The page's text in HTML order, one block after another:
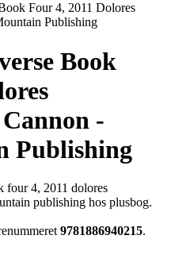
Four 4, 2011 Dolores
Publishing
Book
-
Publishing
four 4, 2011 dolores
publishing hos plusbog.
9781886940215.